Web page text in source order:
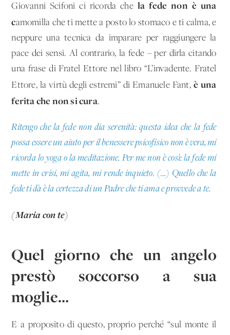
Giovanni Scifoni ci ricorda che la fede non è una
camomilla che ti mette a posto lo stomaco e ti calma, e
neppure una tecnica da imparare per raggiungere la
pace dei sensi. Al contrario, la fede – per dirla citando
una frase di Fratel Ettore nel libro “L’invadente. Fratel
Ettore, la virtù degli estremi” di Emanuele Fant, è una
ferita che non si cura.
Ritengo che la fede non dia serenità: questa idea che la fede
possa essere un aiuto per il benessere psicofisico non è vera, mi
ricorda lo yoga o la meditazione. Per me non è così: la fede mi
mette in crisi, mi agita, mi rende inquieto. (…) Quello che la
fede ti dà è la certezza di un Padre che ti ama e provvede a te.
(Maria con te)
Quel giorno che un angelo
prestò soccorso a sua
moglie…
E a proposito di questo, proprio perché “sul monte il